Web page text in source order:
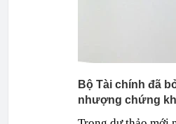
Bộ Tài chính đã
nhượng chứng